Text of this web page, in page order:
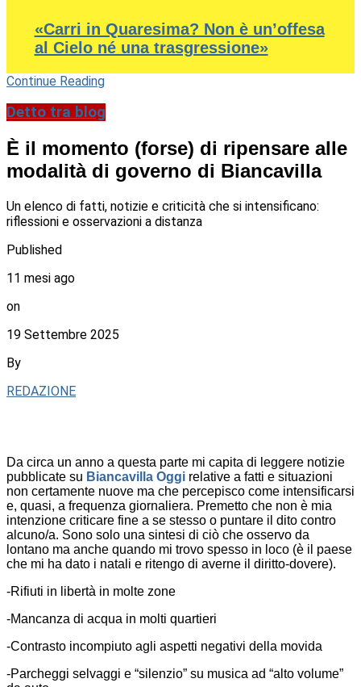
«Carri in Quaresima? Non è un’offesa
al Cielo né una trasgressione»
Continue Reading
Detto tra blog
È il momento (forse) di ripensare alle
modalità di governo di Biancavilla
Un elenco di fatti, notizie e criticità che si intensificano:
riflessioni e osservazioni a distanza
Published
11 mesi ago
on
19 Settembre 2025
By
REDAZIONE
Da circa un anno a questa parte mi capita di leggere notizie
pubblicate su Biancavilla Oggi relative a fatti e situazioni
non certamente nuove ma che percepisco come intensificarsi
e, quasi, a frequenza giornaliera. Premetto che non è mia
intenzione criticare fine a se stesso o puntare il dito contro
alcuno/a. Sono solo una sintesi di ciò che osservo da
lontano ma anche quando mi trovo spesso in loco (è il paese
che mi ha dato i natali e ritengo di averne il diritto-dovere).
-Rifiuti in libertà in molte zone
-Mancanza di acqua in molti quartieri
-Contrasto incompiuto agli aspetti negativi della movida
-Parcheggi selvaggi e “silenzio” su musica ad “alto volume”